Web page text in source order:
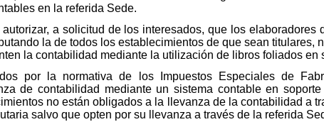
en la referida Sede.
a solicitud de los interesados, que los elaboradores
la de todos los establecimientos de que sean titulares,
la contabilidad mediante la utilización de libros foliados en
por la normativa de los Impuestos Especiales de
de contabilidad mediante un sistema contable en
no están obligados a la llevanza de la contabilidad a
salvo que opten por su llevanza a través de la referida